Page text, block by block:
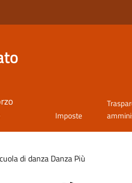
Imposte
di danza Danza Più